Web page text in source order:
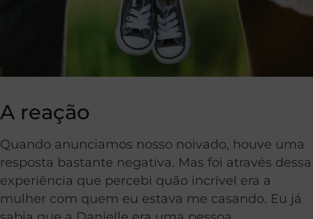
A reação
Quando anunciamos nosso noivado, houve uma
resposta bastante negativa. Mas foi através dessa
experiência que percebi quão incrível era a
mulher com quem eu estava me casando. Eu já